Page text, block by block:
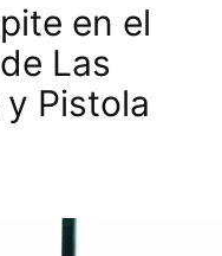
en el
Las
Pistola